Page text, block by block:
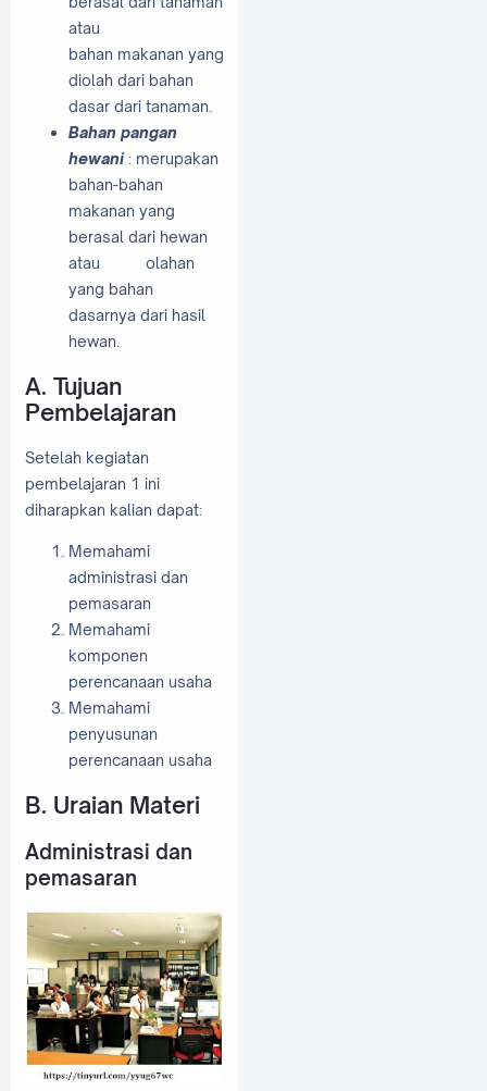
atau
bahan makanan yang
diolah dari bahan
dasar dari tanaman.
Bahan pangan
hewani: merupakan
bahan-bahan
makanan yang
berasal dari hewan
atau
olahan
yang bahan
dasarnya dari hasil
hewan.
A. Tujuan
Pembelajaran
Setelah kegiatan
pembelajaran 1 ini
diharapkan kalian dapat:
Memahami
administrasi dan
pemasaran
Memahami
komponen
perencanaan usaha
Memahami
penyusunan
perencanaan usaha
B. Uraian Materi
Administrasi dan
pemasaran